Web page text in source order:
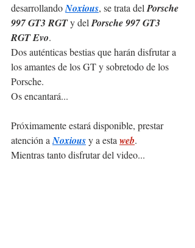
desarrollando Noxious, se trata del Porsche
997 GT3 RGT y del Porsche 997 GT3
RGT Evo.
Dos auténticas bestias que harán disfrutar a
los amantes de los GT y sobretodo de los
Porsche.
Os encantará...
Próximamente estará disponible, prestar
atención a Noxious y a esta web.
Mientras tanto disfrutar del video...